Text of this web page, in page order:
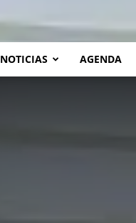
NOTICIAS AGENDA